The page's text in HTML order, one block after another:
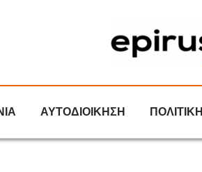
ΑΥΤΟΔΙΟΙΚΗΣΗ ΠΟΛΙΤΙΚΗ